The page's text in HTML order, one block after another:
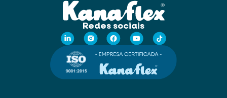
Redes sociais